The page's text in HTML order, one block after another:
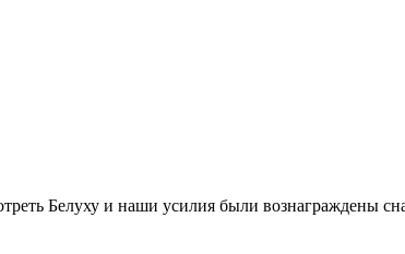
Белуху и наши усилия были вознаграждены